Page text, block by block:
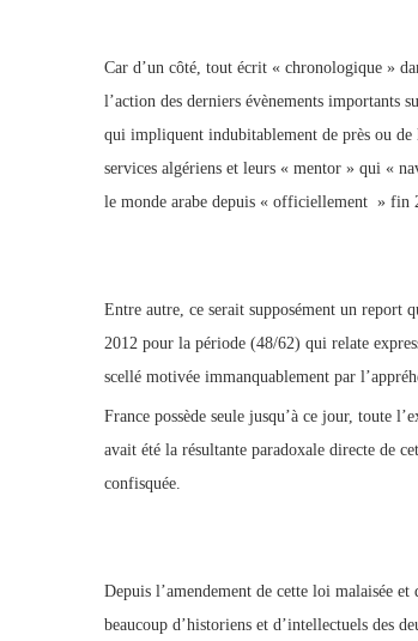
Car d’un côté, tout écrit « chronologique »
l’action des derniers évènements importants
qui impliquent indubitablement de près ou de
services algériens et leurs « mentor » qui «
le monde arabe depuis « officiellement » fin
Entre autre, ce serait supposément un report
2012 pour la période (48/62) qui relate
scellé motivée immanquablement par
France possède seule jusqu’à ce jour, toute
avait été la résultante paradoxale directe de
confisquée.
Depuis l’amendement de cette loi malaisée
beaucoup d’historiens et d’intellectuels des